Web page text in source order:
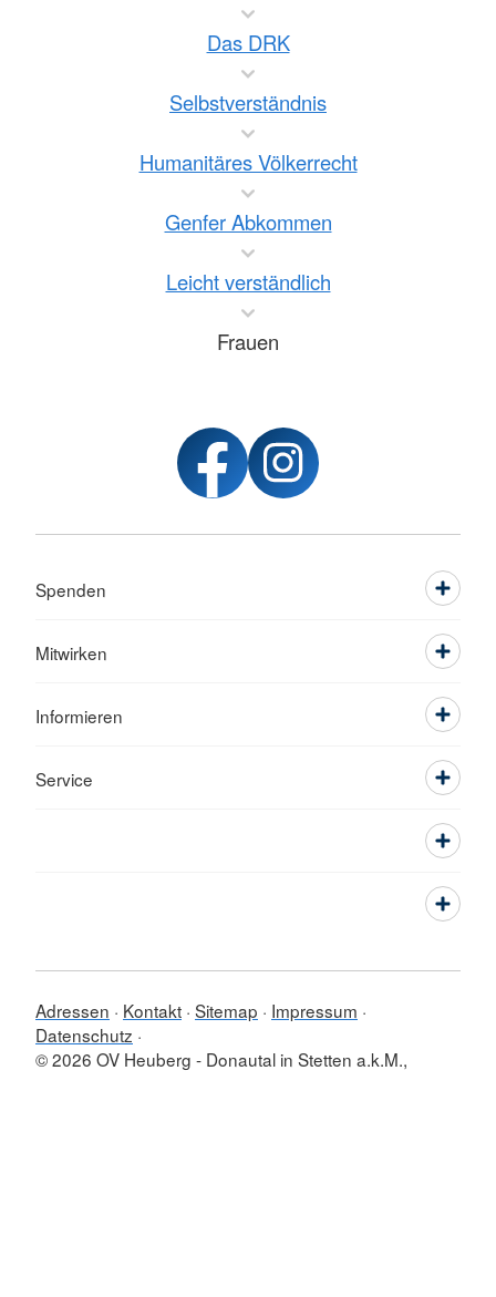
Das DRK
Selbstverständnis
Humanitäres Völkerrecht
Genfer Abkommen
Leicht verständlich
Frauen
Spenden
Mitwirken
Informieren
Service
Adressen Kontakt Sitemap
Impressum
Datenschutz
© 2026 OV Heuberg - Donautal in Stetten a.k.M.,